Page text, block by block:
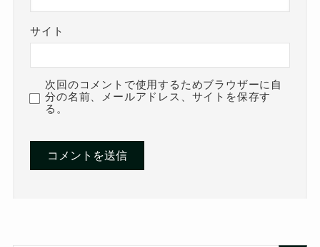
サイト
次回のコメントで使用するためブラウザーに自
分の名前、メールアドレス、サイトを保存す
る。